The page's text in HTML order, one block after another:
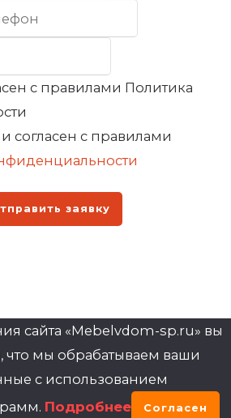
с правилами Политика
согласен с правилами
заявку
сайта «Mebelvdom-sp.ru» вы
что мы обрабатываем ваши
с использованием
Подробнее Согласен